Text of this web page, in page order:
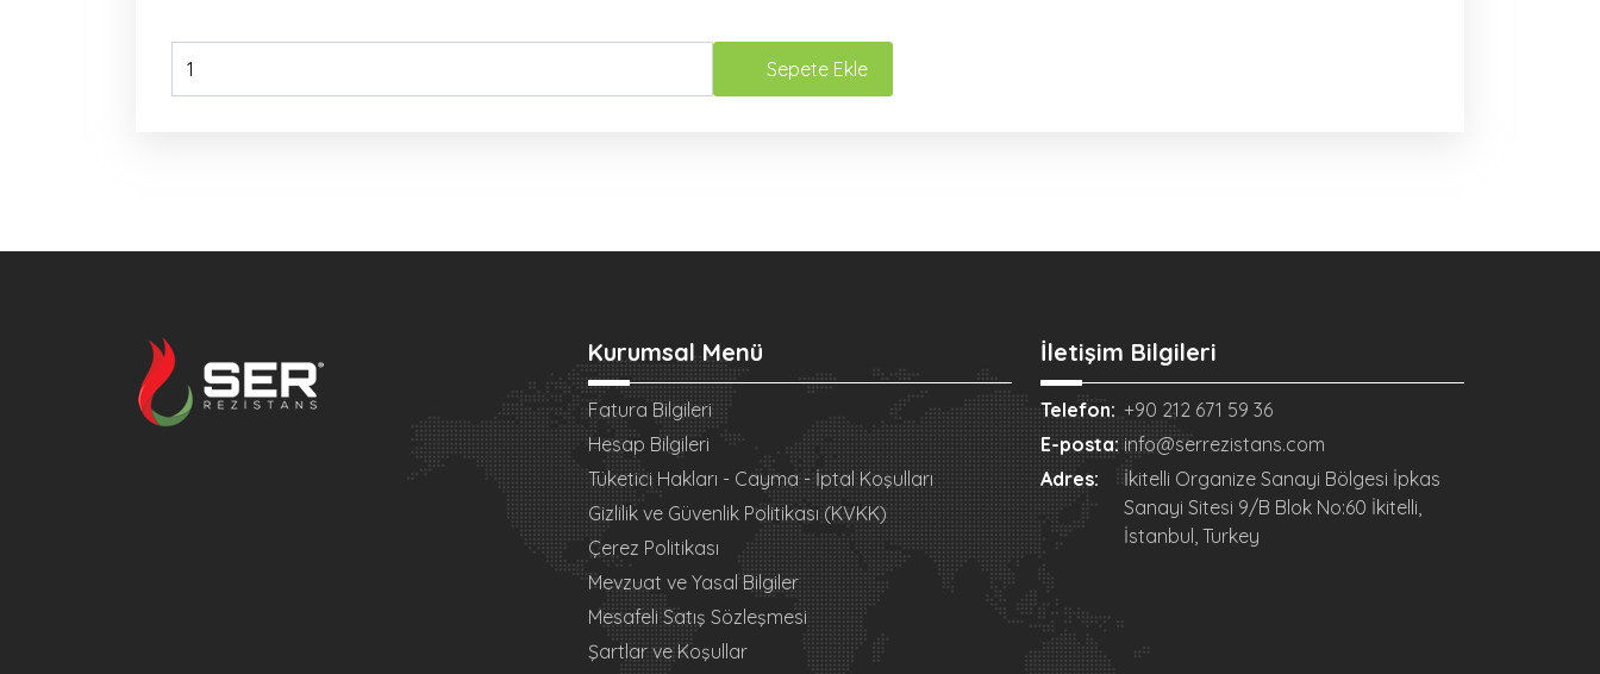
Sepete Ekle
Kurumsal Menü
Fatura Bilgileri
Hesap Bilgileri
Tüketici Hakları - Cayma - İptal Koşulları
Gizlilik ve Güvenlik Politikası (KVKK)
Çerez Politikası
Mevzuat ve Yasal Bilgiler
Mesafeli Satış Sözleşmesi
Şartlar ve Koşullar
İletişim Bilgileri
Telefon: +90 212 671 59 36
E-posta: info@serrezistans.com
Adres:
İkitelli Organize Sanayi Bölgesi İpkas
Sanayi Sitesi 9/B Blok No:60 İkitelli,
İstanbul, Turkey